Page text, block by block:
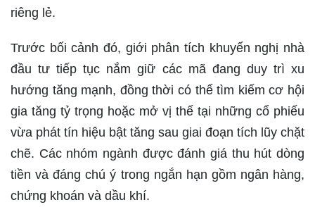
riêng lẻ.
Trước bối cảnh đó, giới phân tích khuyến nghị nhà
đầu tư tiếp tục nắm giữ các mã đang duy trì xu
hướng tăng mạnh, đồng thời có thể tìm kiếm cơ hội
gia tăng tỷ trọng hoặc mở vị thế tại những cổ phiếu
vừa phát tín hiệu bật tăng sau giai đoạn tích lũy chặt
chẽ. Các nhóm ngành được đánh giá thu hút dòng
tiền và đáng chú ý trong ngắn hạn gồm ngân hàng,
chứng khoán và dầu khí.